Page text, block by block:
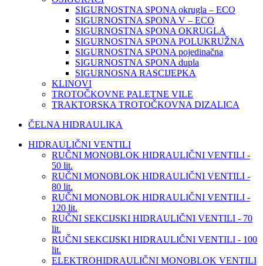
SIGURNOSTNA SPONA okrugla – ECO
SIGURNOSTNA SPONA V – ECO
SIGURNOSTNA SPONA OKRUGLA
SIGURNOSTNA SPONA POLUKRUŽNA
SIGURNOSTNA SPONA pojedinačna
SIGURNOSTNA SPONA dupla
SIGURNOSNA RASCIJEPKA
KLINOVI
TROTOČKOVNE PALETNE VILE
TRAKTORSKA TROTOČKOVNA DIZALICA
ČELNA HIDRAULIKA
HIDRAULIČNI VENTILI
RUČNI MONOBLOK HIDRAULIČNI VENTILI -
50 lit.
RUČNI MONOBLOK HIDRAULIČNI VENTILI -
80 lit.
RUČNI MONOBLOK HIDRAULIČNI VENTILI -
120 lit.
RUČNI SEKCIJSKI HIDRAULIČNI VENTILI - 70
lit.
RUČNI SEKCIJSKI HIDRAULIČNI VENTILI - 100
lit.
ELEKTROHIDRAULIČNI MONOBLOK VENTILI